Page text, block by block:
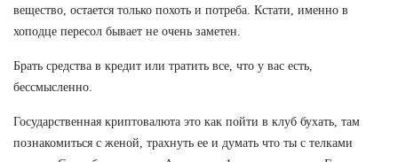
вещество, остается только похоть и потреба. Кстати, именно в
хоподце пересол бывает не очень заметен.
Брать средства в кредит или тратить все, что у вас есть,
бессмысленно.
Государственная криптовалюта это как пойти в клуб бухать, там
познакомиться с женой, трахнуть ее и думать что ты с телками